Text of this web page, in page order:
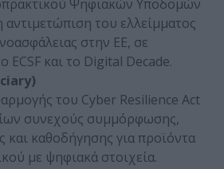
Ψηφιακών Υποδομών
αντιμετώπιση του ελλείμματος
στην ΕΕ, σε
ECSF και το Digital Decade.
του Cyber Resilience Act
συνεχούς συμμόρφωσης,
και καθοδήγησης για προϊόντα
με ψηφιακά στοιχεία.